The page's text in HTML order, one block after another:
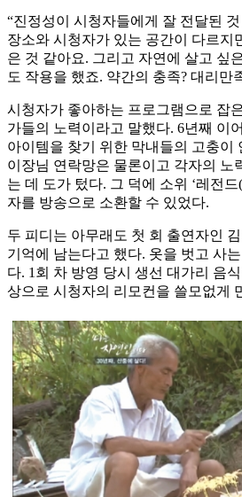
“진정성이 시청자들에게 잘 전달된
장소와 시청자가 있는 공간이 다르지
은 것 같아요. 그리고 자연에 살고 싶
도 작용을 했죠. 약간의 충족? 대리만
시청자가 좋아하는 프로그램으로 잡
가들의 노력이라고 말했다. 6년째 이
아이템을 찾기 위한 막내들의 고충이
이장님 연락망은 물론이고 각자의 노
는 데 도가 텄다. 그 덕에 소위 ‘레전
자를 방송으로 소환할 수 있었다.
두 피디는 아무래도 첫 회 출연자인
기억에 남는다고 했다. 옷을 벗고 사
다. 1회 차 방영 당시 생선 대가리 음
상으로 시청자의 리모컨을 쓸모없게